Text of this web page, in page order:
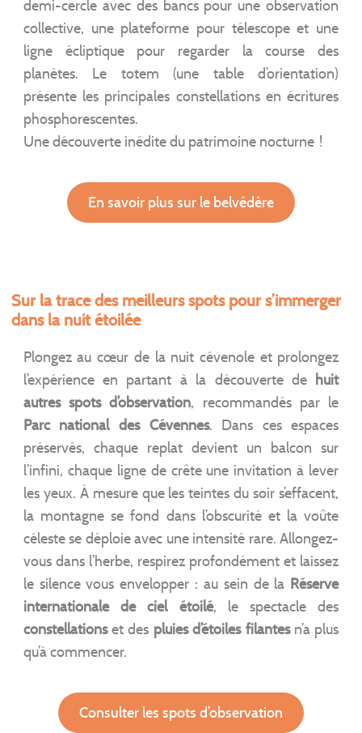
demi-cercle avec des bancs pour une observation
collective, une plateforme pour télescope et une
ligne écliptique pour regarder la course des
planètes. Le totem (une table d’orientation)
présente les principales constellations en écritures
phosphorescentes.
Une découverte inédite du patrimoine nocturne !
En savoir plus sur le belvédère
Sur la trace des meilleurs spots pour s’immerger
dans la nuit étoilée
Plongez au cœur de la nuit cévenole et prolongez
l’expérience en partant à la découverte de huit
autres spots d’observation, recommandés par le
Parc national des Cévennes. Dans ces espaces
préservés, chaque replat devient un balcon sur
l’infini, chaque ligne de crête une invitation à lever
les yeux. À mesure que les teintes du soir s’effacent,
la montagne se fond dans l’obscurité et la voûte
céleste se déploie avec une intensité rare. Allongez-
vous dans l’herbe, respirez profondément et laissez
le silence vous envelopper : au sein de la Réserve
internationale de ciel étoilé, le spectacle des
constellationset des pluies d’étoiles filantesn’a plus
qu’à commencer.
Consulter les spots d’observation